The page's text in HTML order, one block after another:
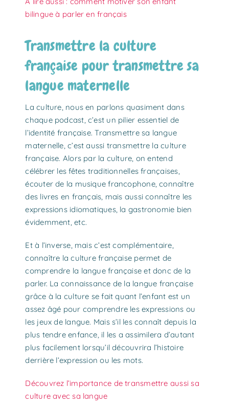
bilingue à parler en français
Transmettre la culture
française pour transmettre sa
langue maternelle
La culture, nous en parlons quasiment dans
chaque podcast, c’est un pilier essentiel de
l’identité française. Transmettre sa langue
maternelle, c’est aussi transmettre la culture
française. Alors par la culture, on entend
célébrer les fêtes traditionnelles françaises,
écouter de la musique francophone, connaître
des livres en français, mais aussi connaître les
expressions idiomatiques, la gastronomie bien
évidemment, etc.
Et à l’inverse, mais c’est complémentaire,
connaître la culture française permet de
comprendre la langue française et donc de la
parler. La connaissance de la langue française
grâce à la culture se fait quant l’enfant est un
assez âgé pour comprendre les expressions ou
les jeux de langue. Mais s’il les connaît depuis la
plus tendre enfance, il les a assimilera d’autant
plus facilement lorsqu’il découvrira l’histoire
derrière l’expression ou les mots.
Découvrez l’importance de transmettre aussi sa
culture avec sa langue